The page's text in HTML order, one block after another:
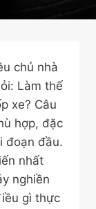
chủ nhà
Làm thế
xe? Câu
hợp, đặc
đoạn đầu.
nhất
nghiền
gì thực